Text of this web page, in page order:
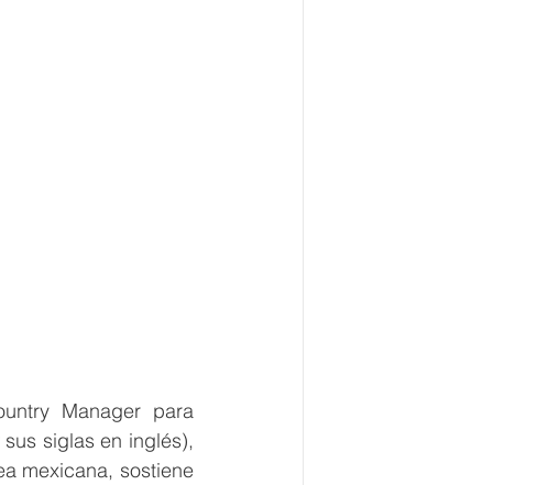
Manager para
siglas en inglés),
mexicana, sostiene